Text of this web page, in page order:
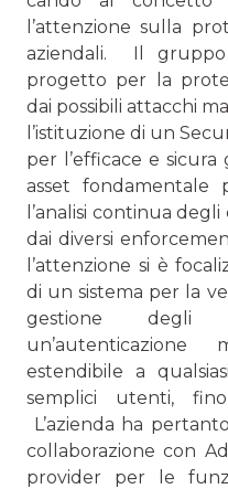
l’attenzione sulla
aziendali. Il
progetto per la
dai possibili attacchi
l’istituzione di un
per l’efficace e
as­set fondamentale
l’analisi continua
dai diversi
l’attenzione si è
di un sistema per la
gestione degli
estendibile a
semplici utenti,
L’azienda ha
collabo­razione con
provider per le